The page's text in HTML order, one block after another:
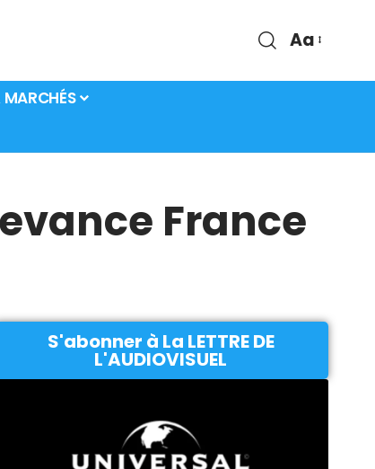
Aa
MARCHÉS
France
S'abonner à La LETTRE DE
L'AUDIOVISUEL